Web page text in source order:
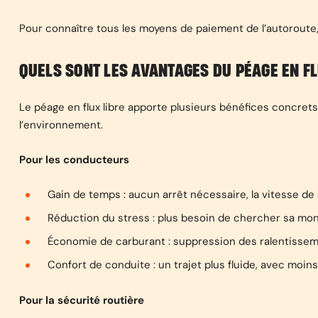
Pour connaître tous les moyens de paiement de
QUELS SONT LES AVANTAGES DU PÉAGE EN
Le péage en flux libre apporte plusieurs bénéfices
l’environnement.
Pour les conducteurs
Gain de temps : aucun arrêt nécessaire, la vitesse
Réduction du stress : plus besoin de chercher sa
Économie de carburant : suppression des
Confort de conduite : un trajet plus fluide, avec
Pour la sécurité routière